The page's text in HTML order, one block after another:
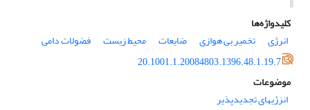
کلیدواژه‌ها
انرژی
تخمیر بی هوازی ضایعات محیط زیست
فضولات دامی
20.1001.1.20084803.1396.48.1.19.7
موضوعات
انزژیهای تجدیدپذیر